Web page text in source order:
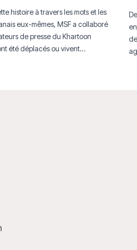
histoire à travers les mots et les
eux-mêmes, MSF a collaboré
de presse du Khartoon
été déplacés ou vivent